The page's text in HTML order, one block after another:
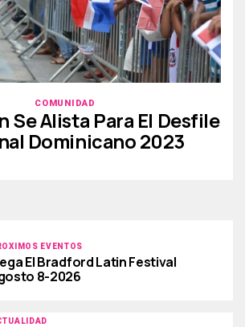
COMUNIDAD
Se Alista Para El Desfile
Dominicano 2023
EVENTOS
El Bradford Latin Festival
8-2026